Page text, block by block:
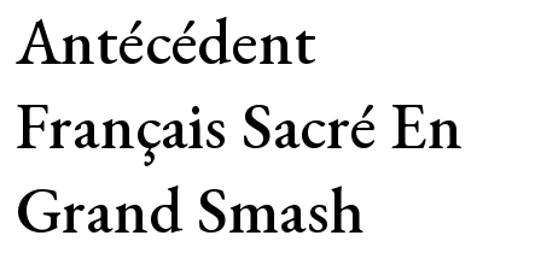
Antécédent
Français Sacré En
Grand Smash